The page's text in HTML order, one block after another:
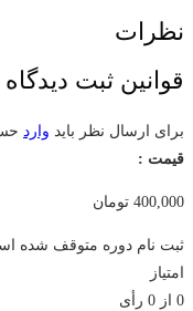
نظرات
قوانین ثبت دیدگاه
برای ارسال نظر باید وارد
قیمت :
400,000 تومان
ثبت نام دوره متوقف شده
امتیاز
0 از 0 رأی